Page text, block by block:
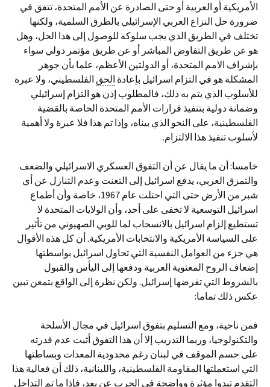
الأمريكية أو العربية أو حتى الصادرة عن الأمم المتحدة، تتفق في
ضرورة حل النزاع العربي الإسرائيلي بالطرق السلمية، ولكنها
تختلف في الطريق الذي يجب سلوكه للوصول إلى هذا الحل، وهل
هو عن طريق التفاوض المباشر أو عن طريق مؤتمر دولي سواء
بإشراف الامم المتحدة، أو الدولتين الأعظم، علما بأن جوهر
المشكلة هو في التزام اسرائيل بإعادة الحق الفلسطيني، ولا عبرة
للأسلوب الذي يتم به ذلك، فالمطلوب إذن هو التزام إسرائيلي
وضمانة دولية بتنفيذ قرارات الأمم المتحدة الخاصة بالقضية
الفلسطينية، على النحو الذي بيناه، وإذا تم هذا فلا عبرة ولا أهمية
لأسلوب تنفيذ هذا الالتزام.
خامسا: أن ما يقال عن أن التفوق العسكري الاسرائيلي والضعف
والتمزق العربي، يدفع اسرائيل إلى التعنت وعدم التنازل عن أي
شبر من الأرض حتى التي احتلت عام 1967، خاصة وأن أطماع
اسرائيل التوسعية لا تخفى على أحد، وأن الولايات المتحدة لا
تستطيع إلزام اسرائيل بالانسحاب لما للوبي الصهيوني من تأثير
على السياسة الأمريكية والانتخابات الأمريكية. أن كل هذه الأقوال
هي جزء من العوامل النفسية التي تحاول اسرائيل بواسطتها
إضعاف الروح المعنوية العربية ودفعها إلى اليأس والقبول
بالشروط التي تفرضها إسرائيل. ولكن نظرة إلى الواقع بتمعن تبين
عكس ذلك تماما:
فمن ناحية، ومع التسليم بتفوق اسرائيل في مجال الأسلحة
والتكنولوجيا، وربما التدريب إلا أن هذا التفوق أثبت عدم قدرته
على حسم الموقف في لبنان رغم محدودية المعدات وبساطتها
التي استعملتها المقاومة الفلسطينية، واللبنانية، ذلك أن فعالية هذا
التقدم تبدوا مؤثرة وواضحة في الحرب عن بعد، فإذا ما تم التداخل